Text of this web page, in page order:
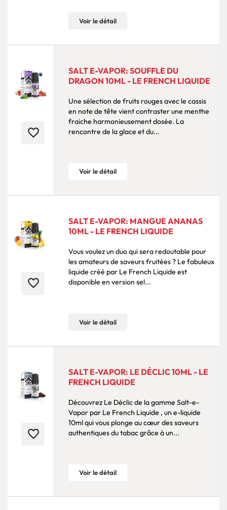
Voir le détail
favorite_border
SALT E-VAPOR: SOUFFLE DU
DRAGON 10ML - LE FRENCH LIQUIDE
Une sélection de fruits rouges avec le cassis
en note de tête vient contraster une menthe
fraiche harmonieusement dosée. La
rencontre de la glace et du...
Voir le détail
favorite_border
SALT E-VAPOR: MANGUE ANANAS
10ML - LE FRENCH LIQUIDE
Vous voulez un duo qui sera redoutable pour
les amateurs de saveurs fruitées ? Le fabuleux
liquide créé par Le French Liquide est
disponible en version sel...
Voir le détail
favorite_border
SALT E-VAPOR: LE DÉCLIC 10ML - LE
FRENCH LIQUIDE
Découvrez Le Déclic de la gamme Salt-e-
Vapor par Le French Liquide , un e-liquide
10ml qui vous plonge au cœur des saveurs
authentiques du tabac grâce à un...
Voir le détail